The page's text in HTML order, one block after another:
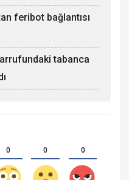
feribot bağlantısı
tabanca
0 0 0